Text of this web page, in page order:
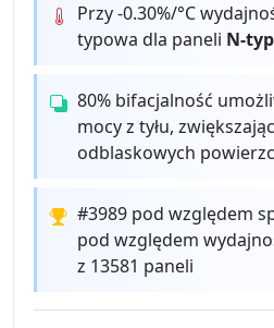
Przy -0.30%/°C
typowa dla paneli N-
80% bifacjalność
mocy z tyłu,
odblaskowych
#3989 pod względem
pod względem
z 13581 paneli